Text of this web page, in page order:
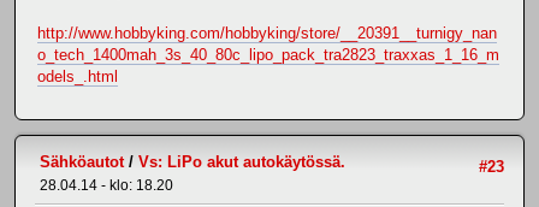
http://www.hobbyking.com/hobbyking/store/__20391__turnigy_nan
o_tech_1400mah_3s_40_80c_lipo_pack_tra2823_traxxas_1_16_m
odels_.html
#23
Sähköautot/ Vs: LiPo akut autokäytössä.
28.04.14 - klo: 18.20